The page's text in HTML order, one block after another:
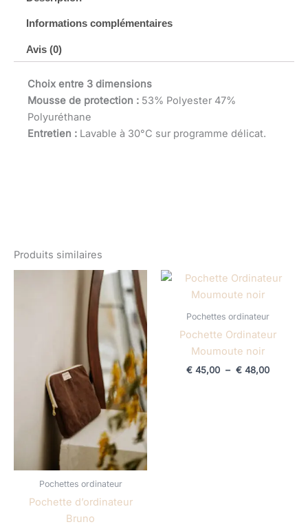
Informations complémentaires
Avis (0)
Choix entre 3 dimensions
Mousse de protection : 53% Polyester 47%
Polyuréthane
Entretien : Lavable à 30°C sur programme délicat.
Produits similaires
Pochettes ordinateur
Pochette d’ordinateur
Bruno
Plage
de
prix :
€ 45,00
€ 48,00
Pochettes ordinateur
Pochette Ordinateur
Moumoute noir
€45,00 – €48,00
Plage
€ 48,00